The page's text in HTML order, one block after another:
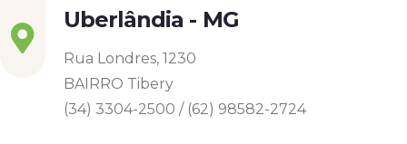
Uberlândia - MG
Rua Londres, 1230
BAIRRO Tibery
(34) 3304-2500 / (62) 98582-2724